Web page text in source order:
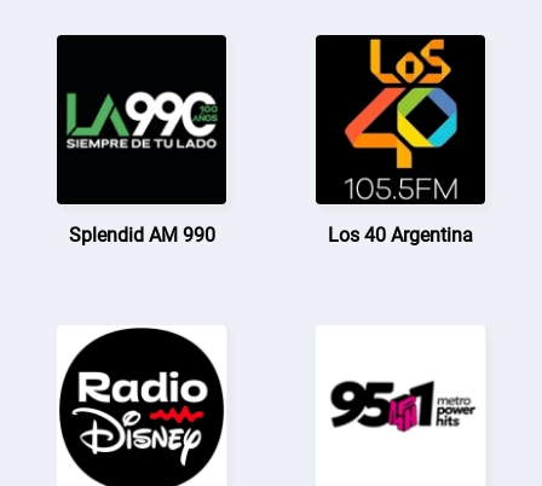
Splendid AM 990 Los 40 Argentina